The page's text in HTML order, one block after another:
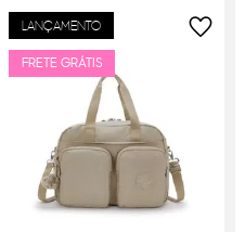
LANÇAMENTO
FRETE GRÁTIS